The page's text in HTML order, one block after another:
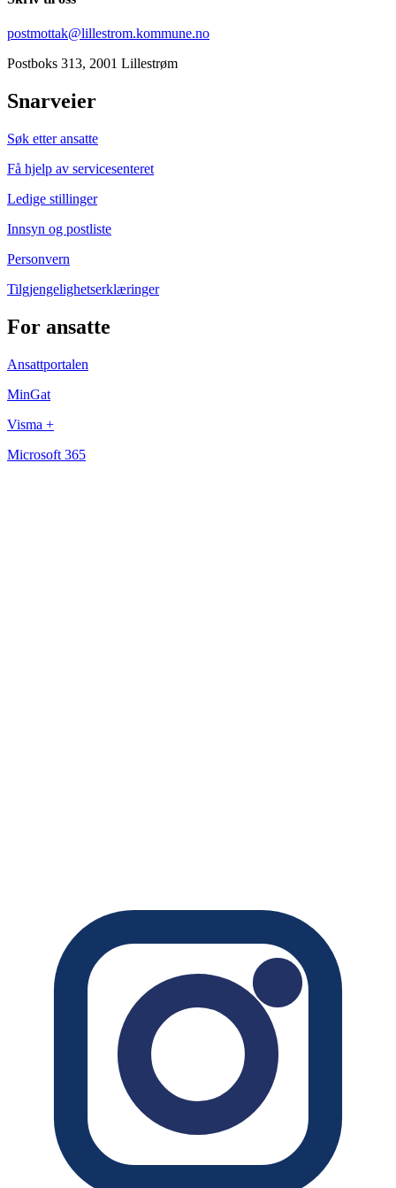
postmottak@lillestrom.kommune.no
Postboks 313, 2001 Lillestrøm
Snarveier
Søk etter ansatte
Få hjelp av servicesenteret
Ledige stillinger
Innsyn og postliste
Personvern
Tilgjengelighetserklæringer
For ansatte
Ansattportalen
MinGat
Visma +
Microsoft 365